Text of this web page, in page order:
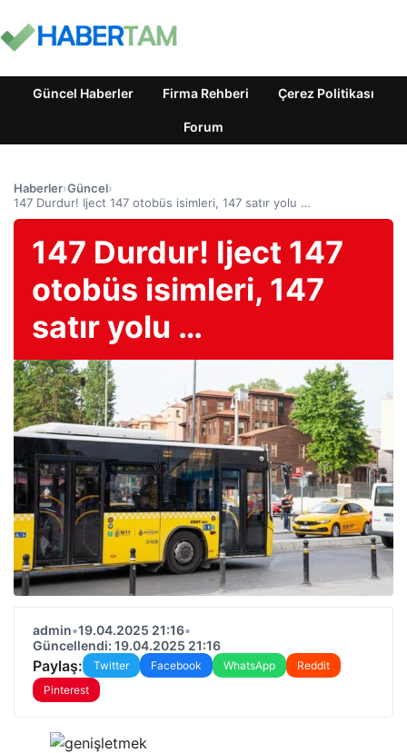
Güncel Haberler Firma Rehberi Çerez Politikası
Forum
Haberler›Güncel›
147 Durdur! Iject 147 otobüs isimleri, 147 satır yolu …
147 Durdur! Iject 147
otobüs isimleri, 147
satır yolu …
admin•19.04.2025 21:16•
Güncellendi: 19.04.2025 21:16
Paylaş: Twitter Facebook WhatsApp
Reddit
Pinterest